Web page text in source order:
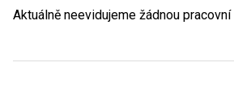
Aktuálně neevidujeme žádnou pracovní